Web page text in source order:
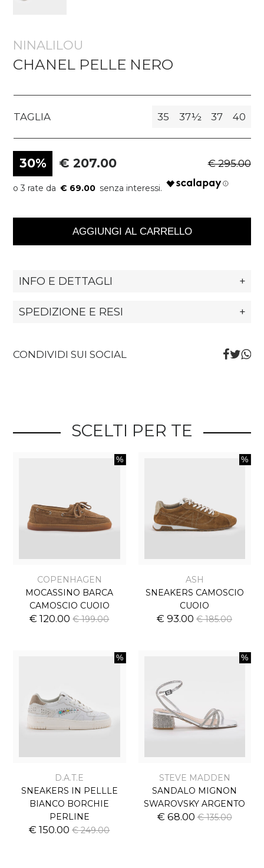
NINALILOU
CHANEL PELLE NERO
TAGLIA 35 37½ 37 40
30% € 207.00 € 295.00
€ 69.00
AGGIUNGI AL CARRELLO
INFO E DETTAGLI +
SPEDIZIONE E RESI +
CONDIVIDI SUI SOCIAL
SCELTI PER TE
COPENHAGEN
MOCASSINO BARCA
CAMOSCIO CUOIO
€ 120.00€ 199.00
ASH
SNEAKERS CAMOSCIO
CUOIO
€ 93.00€ 185.00
D.A.T.E
SNEAKERS IN PELLLE
BIANCO BORCHIE
PERLINE
€ 150.00€ 249.00
STEVE MADDEN
SANDALO MIGNON
SWAROVSKY ARGENTO
€ 68.00€ 135.00